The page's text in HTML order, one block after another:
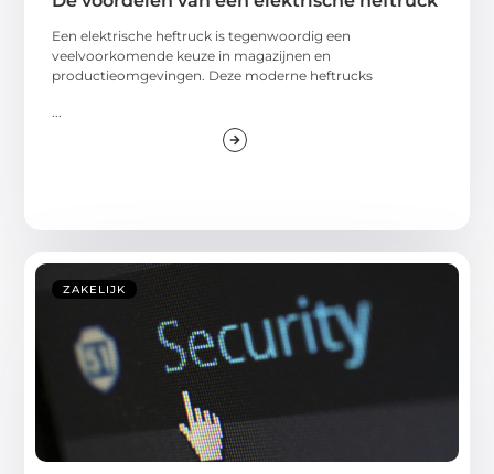
Een elektrische heftruck is tegenwoordig een
veelvoorkomende keuze in magazijnen en
productieomgevingen. Deze moderne heftrucks
ZAKELIJK